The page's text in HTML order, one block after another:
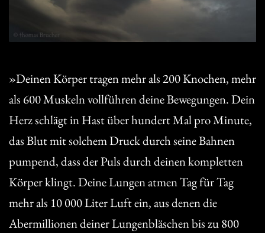
»Deinen Körper tragen mehr als 200 Knochen, mehr
als 600 Muskeln vollführen deine Bewegungen. Dein
Herz schlägt in Hast über hundert Mal pro Minute,
das Blut mit solchem Druck durch seine Bahnen
pumpend, dass der Puls durch deinen kompletten
Körper klingt. Deine Lungen atmen Tag für Tag
mehr als 10 000 Liter Luft ein, aus denen die
Abermillionen deiner Lungenbläschen bis zu 800